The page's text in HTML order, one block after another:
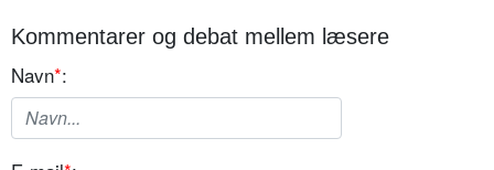
Kommentarer og debat mellem læsere
Navn*: